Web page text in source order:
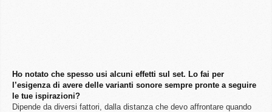
Ho notato che spesso usi alcuni effetti sul set. Lo fai per
l’esigenza di avere delle varianti sonore sempre pronte a seguire
le tue ispirazioni?
Dipende da diversi fattori, dalla distanza che devo affrontare quando